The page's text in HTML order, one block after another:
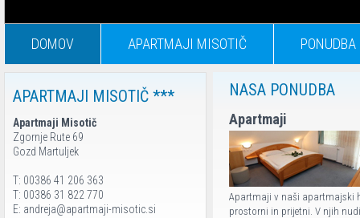
DOMOV APARTMAJI MISOTIČ PONUDBA
APARTMAJI MISOTIČ ***
Apartmaji Misotič
Zgornje Rute 69
Gozd Martuljek
T: 00386 41 206 363
T: 00386 31 822 770
E: andreja@apartmaji-misotic.si
NASA PONUDBA
Apartmaji
Apartmaji v naši apartmajski
prostorni in prijetni. V njih